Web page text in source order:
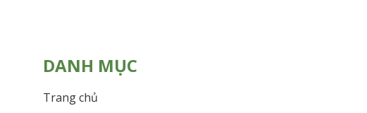
DANH MỤC
Trang chủ